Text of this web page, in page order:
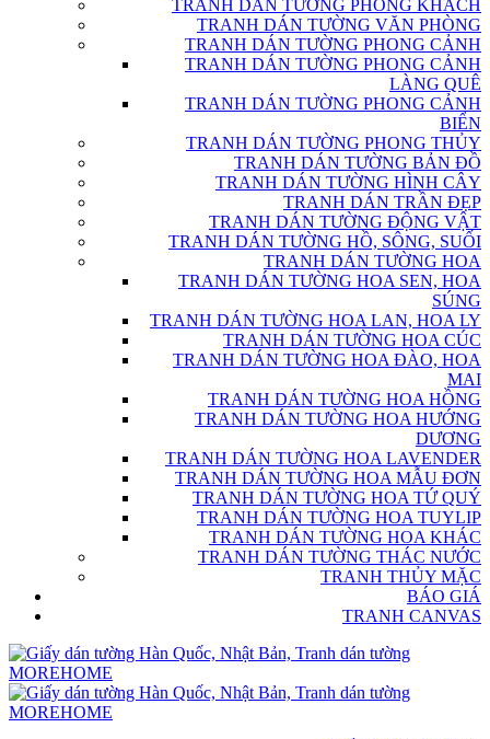
TRANH DÁN TƯỜNG PHÒNG KHÁCH
TRANH DÁN TƯỜNG VĂN PHÒNG
TRANH DÁN TƯỜNG PHONG CẢNH
TRANH DÁN TƯỜNG PHONG CẢNH
LÀNG QUÊ
TRANH DÁN TƯỜNG PHONG CẢNH
BIỂN
TRANH DÁN TƯỜNG PHONG THỦY
TRANH DÁN TƯỜNG BẢN ĐỒ
TRANH DÁN TƯỜNG HÌNH CÂY
TRANH DÁN TRẦN ĐẸP
TRANH DÁN TƯỜNG ĐỘNG VẬT
TRANH DÁN TƯỜNG HỒ, SÔNG, SUỐI
TRANH DÁN TƯỜNG HOA
TRANH DÁN TƯỜNG HOA SEN, HOA
SÚNG
TRANH DÁN TƯỜNG HOA LAN, HOA LY
TRANH DÁN TƯỜNG HOA CÚC
TRANH DÁN TƯỜNG HOA ĐÀO, HOA
MAI
TRANH DÁN TƯỜNG HOA HỒNG
TRANH DÁN TƯỜNG HOA HƯỚNG
DƯƠNG
TRANH DÁN TƯỜNG HOA LAVENDER
TRANH DÁN TƯỜNG HOA MẪU ĐƠN
TRANH DÁN TƯỜNG HOA TỨ QUÝ
TRANH DÁN TƯỜNG HOA TUYLIP
TRANH DÁN TƯỜNG HOA KHÁC
TRANH DÁN TƯỜNG THÁC NƯỚC
TRANH THỦY MẶC
BÁO GIÁ
TRANH CANVAS